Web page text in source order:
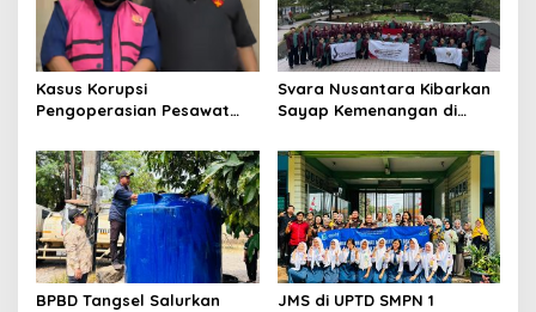
Kasus Korupsi
Pengoperasian Pesawat
Development Ditetapkan
Tersangka
Svara Nusantara Kibarkan
Sayap Kemenangan di
BPBD Tangsel Salurkan
JMS di UPTD SMPN 1